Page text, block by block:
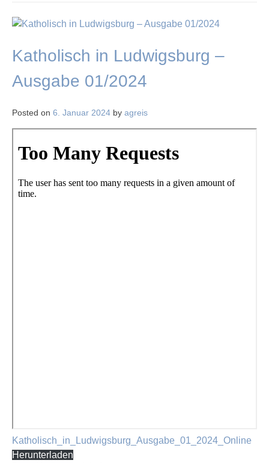
Katholisch in Ludwigsburg –
Ausgabe 01/2024
Posted on 6. Januar 2024 by agreis
Katholisch_in_Ludwigsburg_Ausgabe_01_2024_Online
Herunterladen